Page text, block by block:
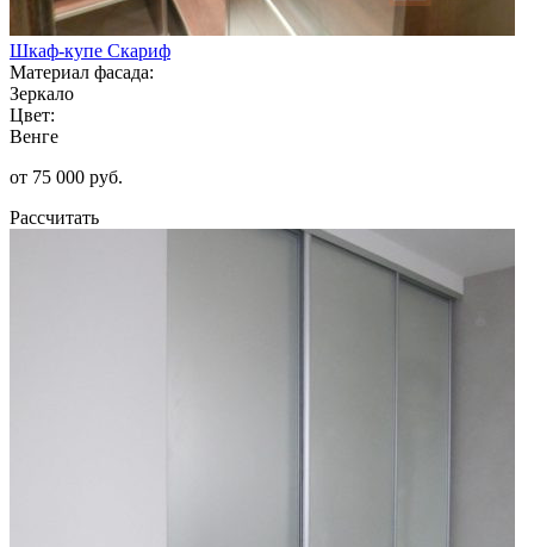
Шкаф-купе Скариф
Материал фасада:
Зеркало
Цвет:
Венге
от 75 000 руб.
Рассчитать